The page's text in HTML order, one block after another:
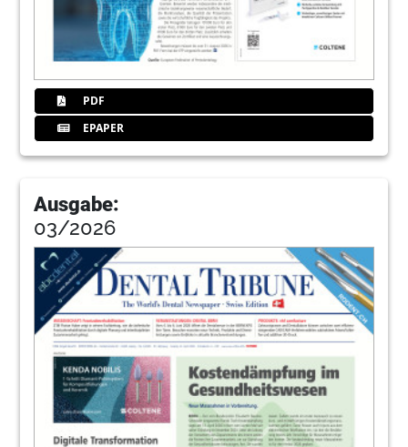
PDF
EPAPER
Ausgabe:
03/2026